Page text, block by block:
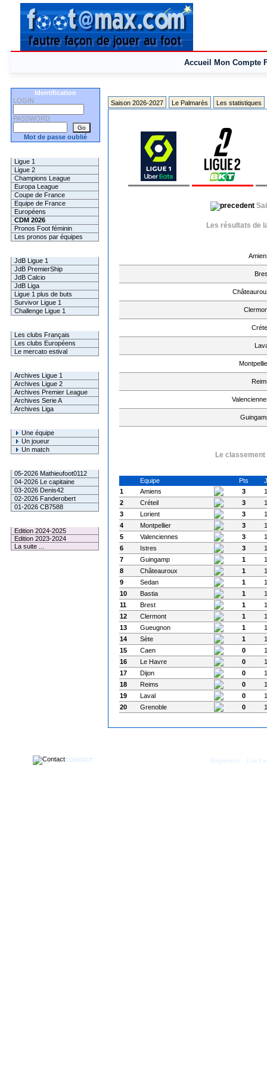
Accueil Mon Compte
Identification
LOGIN
PASSWORD
Mot de passe oublié
Ligue 1
Ligue 2
Champions League
Europa League
Coupe de France
Equipe de France
Européens
CDM 2026
Pronos Foot féminin
Les pronos par équipes
JdB Ligue 1
JdB PremierShip
JdB Calcio
JdB Liga
Ligue 1 plus de buts
Survivor Ligue 1
Challenge Ligue 1
Les clubs Français
Les clubs Européens
Le mercato estival
Archives Ligue 1
Archives Ligue 2
Archives Premier League
Archives Serie A
Archives Liga
Une équipe
Un joueur
Un match
05-2026 Mathieufoot0112
04-2026 Le capitaine
03-2026 Denis42
02-2026 Fanderobert
01-2026 CB7588
Edition 2024-2025
Edition 2023-2024
La suite ...
Saison 2026-2027 Le Palmarès Les statistiques
Les résultats de
Le classement
Equipe Pts
J
1
Amiens 3
1
2
Créteil 3
1
3
Lorient 3
1
4
Montpellier 3
1
5
Valenciennes 3
1
6
Istres 3
1
7
Guingamp 1
1
8
Châteauroux 1
1
9
Sedan 1
1
10
Bastia 1
1
11
Brest 1
1
12
Clermont 1
1
13
Gueugnon 1
1
14
Sète 1
1
15
Caen 0
1
16
Le Havre 0
1
17
Dijon 0
1
18
Reims 0
1
19
Laval 0
1
20
Grenoble 0 1
CONTACT Règlement Les